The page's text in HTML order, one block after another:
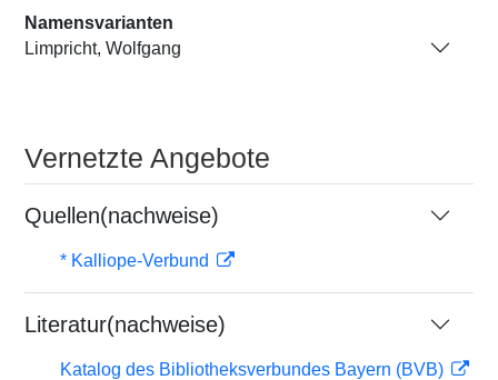
Namensvarianten
Limpricht, Wolfgang
Vernetzte Angebote
Quellen(nachweise)
* Kalliope-Verbund
Literatur(nachweise)
Katalog des Bibliotheksverbundes Bayern (BVB)